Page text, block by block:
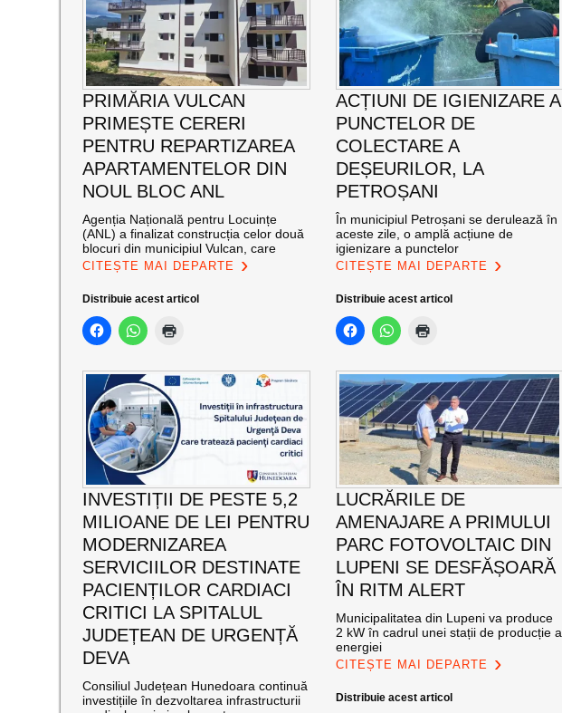
PRIMĂRIA VULCAN
PRIMEȘTE CERERI
PENTRU REPARTIZAREA
APARTAMENTELOR DIN
NOUL BLOC ANL
Agenția Națională pentru Locuințe
(ANL) a finalizat construcția celor două
blocuri din municipiul Vulcan, care
CITEȘTE MAI DEPARTE
Distribuie acest articol
ACȚIUNI DE IGIENIZARE A
PUNCTELOR DE
COLECTARE A
DEȘEURILOR, LA
PETROȘANI
În municipiul Petroșani se derulează în
aceste zile, o amplă acțiune de
igienizare a punctelor
CITEȘTE MAI DEPARTE
Distribuie acest articol
INVESTIȚII DE PESTE 5,2
MILIOANE DE LEI PENTRU
MODERNIZAREA
SERVICIILOR DESTINATE
PACIENȚILOR CARDIACI
CRITICI LA SPITALUL
JUDEȚEAN DE URGENȚĂ
DEVA
Consiliul Județean Hunedoara continuă
investițiile în dezvoltarea infrastructurii
LUCRĂRILE DE
AMENAJARE A PRIMULUI
PARC FOTOVOLTAIC DIN
LUPENI SE DESFĂȘOARĂ
ÎN RITM ALERT
Municipalitatea din Lupeni va produce
2 kW în cadrul unei stații de producție a
energiei
CITEȘTE MAI DEPARTE
Distribuie acest articol